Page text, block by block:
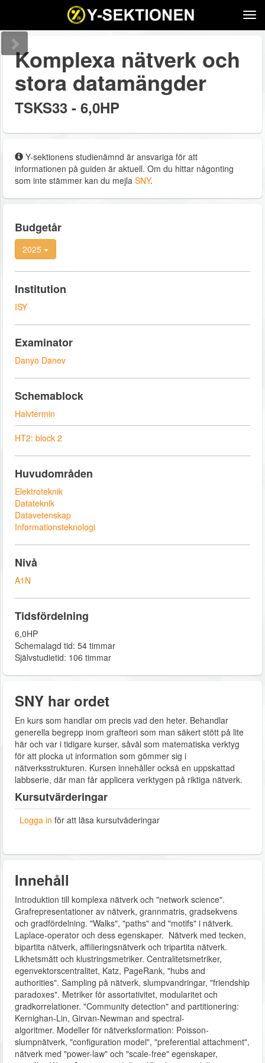
Komplexa nätverk och
stora datamängder
TSKS33 - 6,0HP
Y-sektionens studienämnd är ansvariga för att
informationen på guiden är aktuell. Om du hittar någonting
som inte stämmer kan du mejla SNY.
Budgetår
2025
Institution
ISY
Examinator
Danyo Danev
Schemablock
Halvtermin
HT2: block 2
Huvudområden
Elektroteknik
Datateknik
Datavetenskap
Informationsteknologi
Nivå
A1N
Tidsfördelning
6,0HP
Schemalagd tid: 54 timmar
Självstudietid: 106 timmar
SNY har ordet
En kurs som handlar om precis vad den heter. Behandlar
generella begrepp inom grafteori som man säkert stött på lite
här och var i tidigare kurser, såväl som matematiska verktyg
för att plocka ut information som gömmer sig i
nätverksstrukturen. Kursen innehåller också en uppskattad
labbserie, där man får applicera verktygen på riktiga nätverk.
Kursutvärderingar
Logga in för att läsa kursutväderingar
Innehåll
Introduktion till komplexa nätverk och "network science".
Grafrepresentationer av nätverk, grannmatris, gradsekvens
och gradfördelning. "Walks", "paths" and "motifs" i nätverk.
Laplace-operator och dess egenskaper. Nätverk med tecken,
bipartita nätverk, affilieringsnätverk och tripartita nätverk.
Likhetsmått och klustringsmetriker. Centralitetsmetriker,
egenvektorscentralitet, Katz, PageRank, "hubs and
authorities". Sampling på nätverk, slumpvandringar, "friendship
paradoxes". Metriker för assortativitet, modularitet och
gradkorrelationer. "Community detection" and partitionering:
Kernighan-Lin, Girvan-Newman and spectral-
algoritmer. Modeller för nätverksformation: Poisson-
slumpnätverk, "configuration model", "preferential attachment",
nätverk med "power-law" och "scale-free" egenskaper,